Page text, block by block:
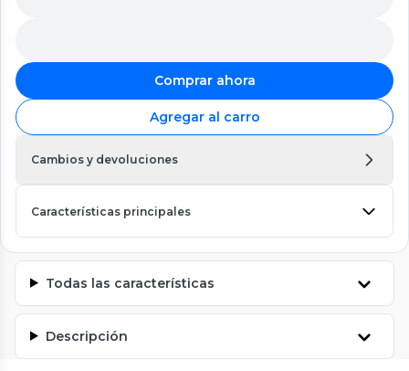
Comprar ahora
Agregar al carro
Cambios y devoluciones
Características principales
Todas las características
Descripción